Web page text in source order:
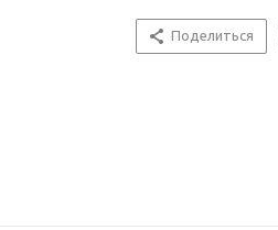
Поделиться